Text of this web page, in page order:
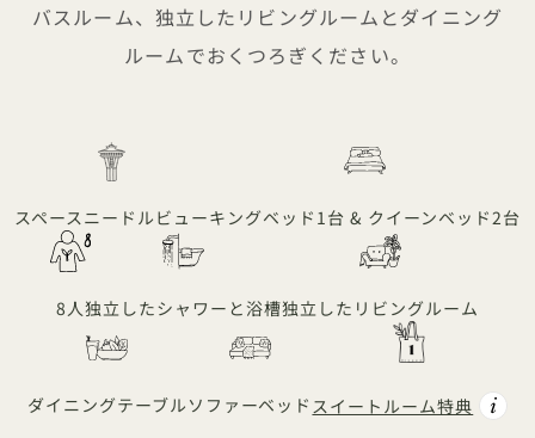
バスルーム、独立したリビングルームとダイニング
ルームでおくつろぎください。
スペースニードルビューキングベッド1台 & クイーンベッド2台
8人独立したシャワーと浴槽独立したリビングルーム
ダイニングテーブル ソファーベッド スイートルーム特典